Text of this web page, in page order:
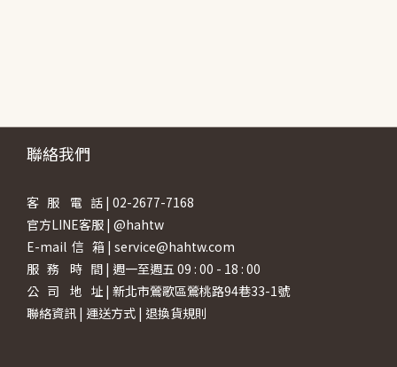
聯絡我們
客 服 電 話 | 02-2677-7168
官方LINE客服 | @hahtw
E-mail 信 箱 | service@hahtw.com
服 務 時 間 | 週一至週五 09 : 00 - 18 : 00
公 司 地 址 | 新北市鶯歌區鶯桃路94巷33-1號
聯絡資訊 | 運送方式 | 退換貨規則